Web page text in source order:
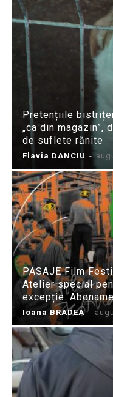
Pretențiile
„ca din magazin”,
de suflete rănite
Flavia DANCIU -
PASAJE Film
Atelier special
excepție.
Ioana BRADEA -